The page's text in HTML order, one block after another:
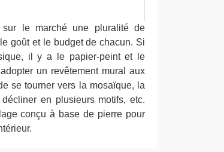
sur le marché une pluralité de
goût et le budget de chacun. Si
il y a le papier-peint et le
un revêtement mural aux
se tourner vers la mosaïque, la
en plusieurs motifs, etc.
conçu à base de pierre pour